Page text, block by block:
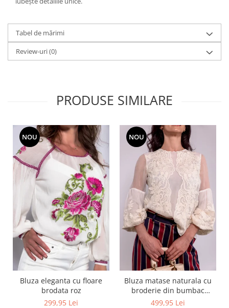
Tabel de mărimi
Review-uri(0)
PRODUSE SIMILARE
NOU
Bluza eleganta cu floare
brodata roz
299,95 Lei
NOU
Bluza matase naturala cu
broderie din bumbac
captusita cu vascoza 100%
499,95 Lei